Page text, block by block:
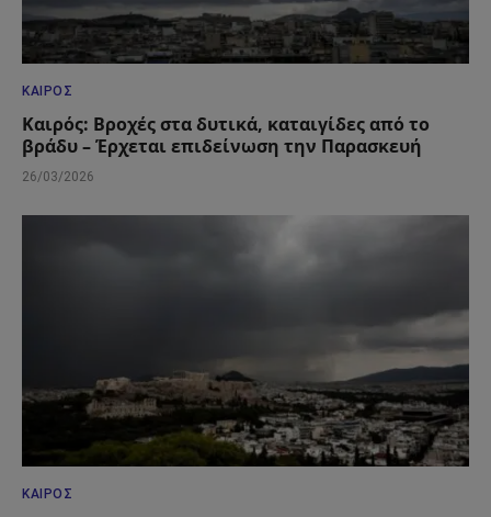
ΚΑΙΡΌΣ
Καιρός: Βροχές στα δυτικά, καταιγίδες από το
βράδυ – Έρχεται επιδείνωση την Παρασκευή
26/03/2026
ΚΑΙΡΌΣ